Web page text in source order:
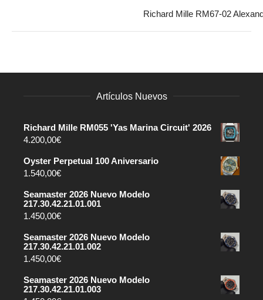
Richard Mille RM67-02
Artículos Nuevos
Richard Mille RM055 'Yas Marina Circuit' 2026
4.200,00€
Oyster Perpetual 100 Aniversario
1.540,00€
Seamaster 2026 Nuevo Modelo
217.30.42.21.01.001
1.450,00€
Seamaster 2026 Nuevo Modelo
217.30.42.21.01.002
1.450,00€
Seamaster 2026 Nuevo Modelo
217.30.42.21.01.003